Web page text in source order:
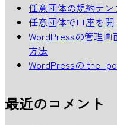
任意団体の規約テ
任意団体で口座を開
WordPressの管理
方法
WordPressの
最近のコメント